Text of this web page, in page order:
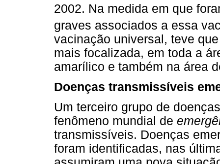
2002. Na medida em que
graves associados a essa
vacinação universal, teve
mais focalizada, em toda a
amarílico e também na área
Doenças transmissíveis
Um terceiro grupo de
fenômeno mundial de
transmissíveis. Doenças
foram identificadas, nas